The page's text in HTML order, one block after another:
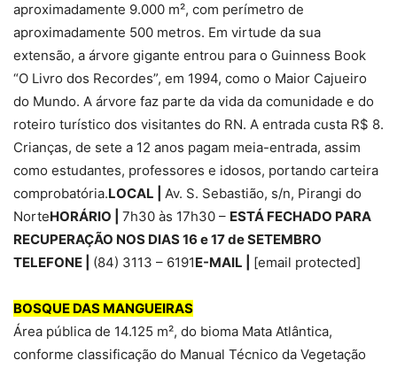
aproximadamente 9.000 m², com perímetro de
aproximadamente 500 metros. Em virtude da sua
extensão, a árvore gigante entrou para o Guinness Book
“O Livro dos Recordes”, em 1994, como o Maior Cajueiro
do Mundo. A árvore faz parte da vida da comunidade e do
roteiro turístico dos visitantes do RN. A entrada custa R$ 8.
Crianças, de sete a 12 anos pagam meia-entrada, assim
como estudantes, professores e idosos, portando carteira
comprobatória.LOCAL | Av. S. Sebastião, s/n, Pirangi do
NorteHORÁRIO | 7h30 às 17h30 – ESTÁ FECHADO PARA
RECUPERAÇÃO NOS DIAS 16 e 17 de SETEMBRO
TELEFONE | (84) 3113 – 6191E-MAIL | [email protected]
BOSQUE DAS MANGUEIRAS
Área pública de 14.125 m², do bioma Mata Atlântica,
conforme classificação do Manual Técnico da Vegetação